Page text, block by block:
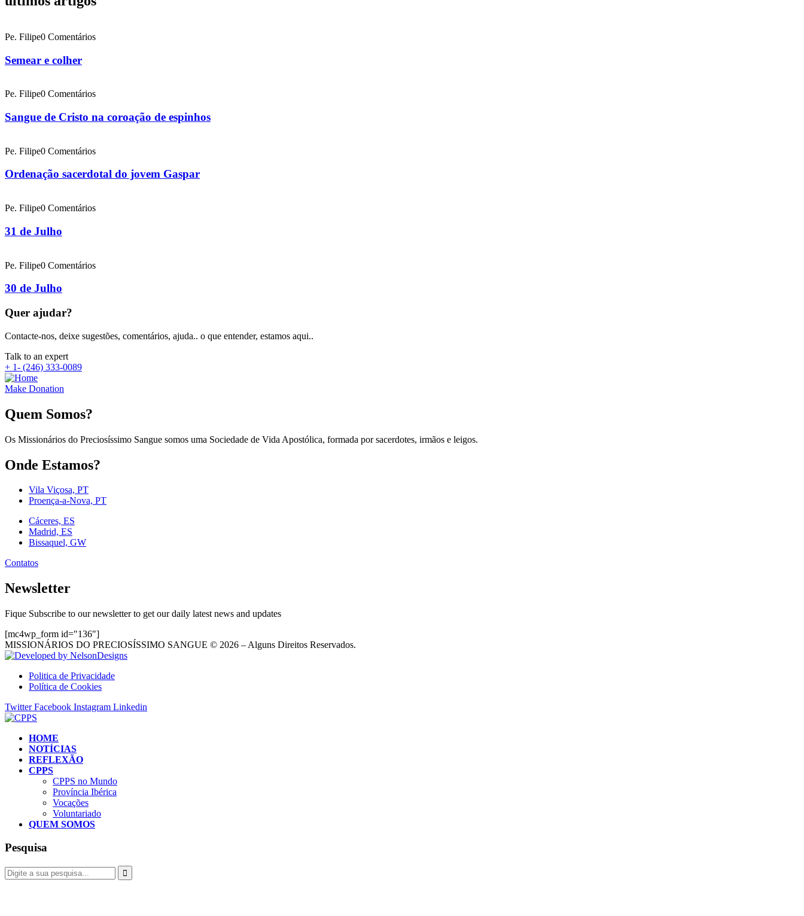
Pe. Filipe0 Comentários
Semear e colher
Pe. Filipe0 Comentários
Sangue de Cristo na coroação de espinhos
Pe. Filipe0 Comentários
Ordenação sacerdotal do jovem Gaspar
Pe. Filipe0 Comentários
31 de Julho
Pe. Filipe0 Comentários
30 de Julho
Quer ajudar?
Contacte-nos, deixe sugestões, comentários, ajuda.. o que entender, estamos aqui..
Talk to an expert
+ 1- (246) 333-0089
Make Donation
Quem Somos?
Os Missionários do Preciosíssimo Sangue somos uma Sociedade de Vida Apostólica, formada por sacerdotes, irmãos e leigos.
Onde Estamos?
Vila Viçosa, PT
Proença-a-Nova, PT
Cáceres, ES
Madrid, ES
Bissaquel, GW
Contatos
Newsletter
Fique Subscribe to our newsletter to get our daily latest news and updates
[mc4wp_form id="136"]
MISSIONÁRIOS DO PRECIOSÍSSIMO SANGUE © 2026 – Alguns Direitos Reservados.
Politica de Privacidade
Política de Cookies
Twitter Facebook Instagram Linkedin
HOME
NOTÍCIAS
REFLEXÃO
CPPS
CPPS no Mundo
Província Ibérica
Vocações
Voluntariado
QUEM SOMOS
Pesquisa